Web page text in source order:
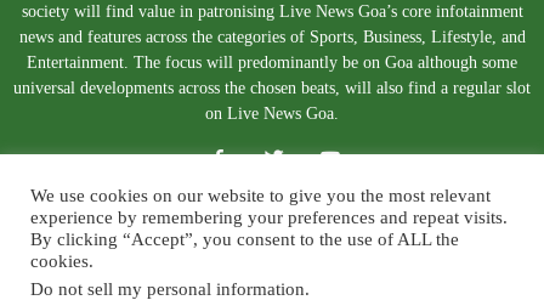
society will find value in patronising Live News Goa’s core infotainment
news and features across the categories of Sports, Business, Lifestyle, and
Entertainment. The focus will predominantly be on Goa although some
universal developments across the chosen beats, will also find a regular slot
on Live News Goa.
We use cookies on our website to give you the most relevant
experience by remembering your preferences and repeat visits.
By clicking “Accept”, you consent to the use of ALL the
cookies.
Do not sell my personal information.